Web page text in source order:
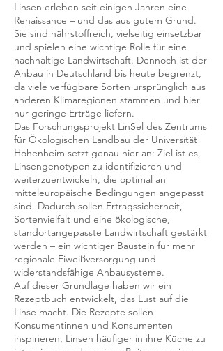
Linsen erleben seit einigen Jahren eine
Renaissance – und das aus gutem Grund.
Sie sind nährstoffreich, vielseitig einsetzbar
und spielen eine wichtige Rolle für eine
nachhaltige Landwirtschaft. Dennoch ist der
Anbau in Deutschland bis heute begrenzt,
da viele verfügbare Sorten ursprünglich aus
anderen Klimaregionen stammen und hier
nur geringe Erträge liefern.
Das Forschungsprojekt LinSel des Zentrums
für Ökologischen Landbau der Universität
Hohenheim setzt genau hier an: Ziel ist es,
Linsengenotypen zu identifizieren und
weiterzuentwickeln, die optimal an
mitteleuropäische Bedingungen angepasst
sind. Dadurch sollen Ertragssicherheit,
Sortenvielfalt und eine ökologische,
standortangepasste Landwirtschaft gestärkt
werden – ein wichtiger Baustein für mehr
regionale Eiweißversorgung und
widerstandsfähige Anbausysteme.
Auf dieser Grundlage haben wir ein
Rezeptbuch entwickelt, das Lust auf die
Linse macht. Die Rezepte sollen
Konsumentinnen und Konsumenten
inspirieren, Linsen häufiger in ihre Küche zu